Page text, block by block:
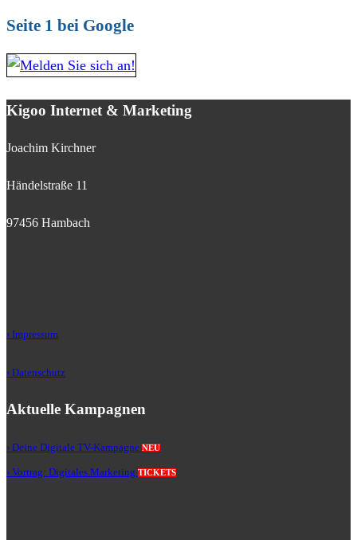
Seite 1 bei Google
Kigoo Internet & Marketing
Joachim Kirchner
Händelstraße 11
97456 Hambach
› Impressum
› Datenschutz
Aktuelle Kampagnen
› Deine Digitale TV-Kampagne NEU
› Vortrag: Digitales Marketing TICKETS